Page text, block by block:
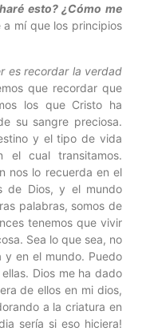
esto? ¿Cómo me
a mí que los principios
es recordar la verdad
que recordar que
los que Cristo ha
su sangre preciosa.
y el tipo de vida
el cual transitamos.
nos lo recuerda en el
de Dios, y el mundo
palabras, somos de
tenemos que vivir
Sea lo que sea, no
en el mundo. Puedo
Dios me ha dado
de ellos en mi dios,
a la criatura en
sería si eso hiciera!